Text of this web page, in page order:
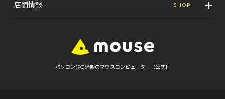
店舗情報 SHOP
パソコン(PC)通販のマウスコンピューター【公式】